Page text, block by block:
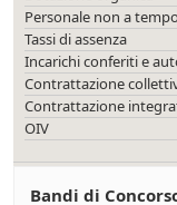
Personale non a
Tassi di assenza
Incarichi conferiti e
Contrattazione
Contrattazione
OIV
Bandi di